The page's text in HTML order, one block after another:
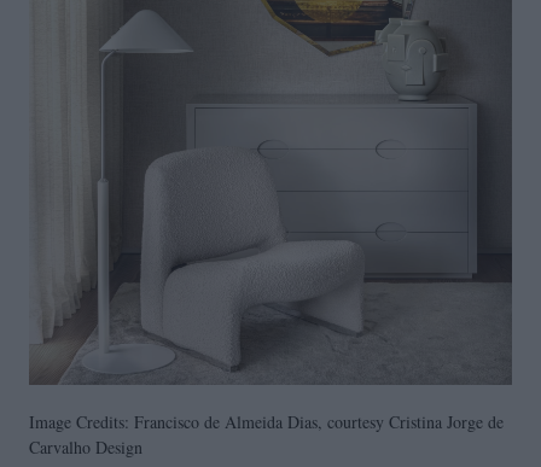
Image Credits: Francisco de Almeida Dias, courtesy Cristina Jorge de
Carvalho Design